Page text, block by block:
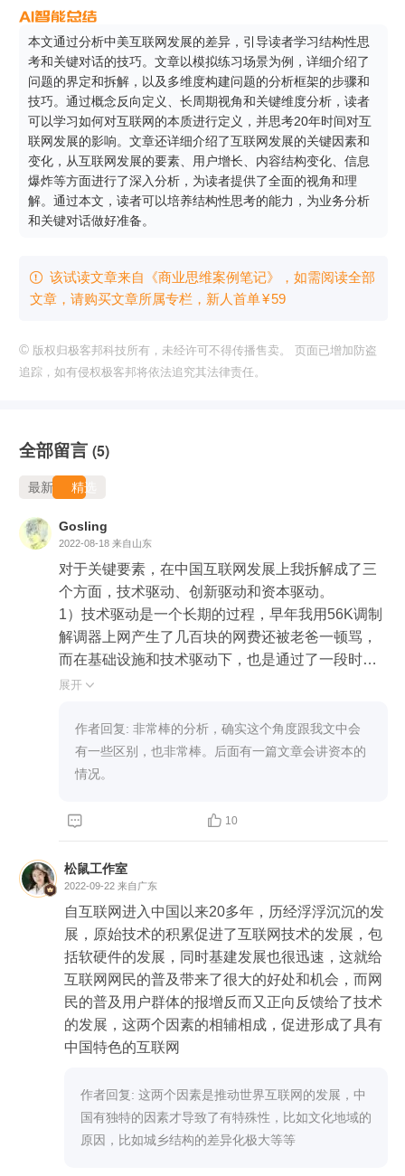
本文通过分析中美互联网发展的差异，引导读者学习结构性思
考和关键对话的技巧。文章以模拟练习场景为例，详细介绍了
问题的界定和拆解，以及多维度构建问题的分析框架的步骤和
技巧。通过概念反向定义、长周期视角和关键维度分析，读者
可以学习如何对互联网的本质进行定义，并思考20年时间对互
联网发展的影响。文章还详细介绍了互联网发展的关键因素和
变化，从互联网发展的要素、用户增长、内容结构变化、信息
爆炸等方面进行了深入分析，为读者提供了全面的视角和理
解。通过本文，读者可以培养结构性思考的能力，为业务分析
和关键对话做好准备。
 该试读文章来自《商业思维案例笔记》，如需阅读全部
文章，请购买文章所属专栏 ，新⼈⾸单¥59
© 版权归极客邦科技所有，未经许可不得传播售卖。 页面已增加防盗
追踪，如有侵权极客邦将依法追究其法律责任。
全部留言 (5)
最新 精选
Gosling
2022-08-18 来自山东
对于关键要素，在中国互联网发展上我拆解成了三
个方面，技术驱动、创新驱动和资本驱动。
1）技术驱动是一个长期的过程，早年我用56K调制
解调器上网产生了几百块的网费还被老爸一顿骂，
而在基础设施和技术驱动下，也是通过了一段时间
才让固定宽带和移动网络资费不断下降，这个过程
也是一个积累的过程；
2）创新驱动，这里的创新不管是From美利坚还是
本土创新，虽然开始爆红是一个时刻，但正在做好
后面经过了漫长的用户习惯培育，可能最早冲在前
在第一，而是中长跑在第一；
3）最后是资本驱动，这个我觉得可以勉强算是一个
时刻奏效的方式，因为资本的力量你知道的……突
然之间网络大电影、网剧、什么MCN在我们普通大
众还不知道的时候就迅速蔓延，站着我个人的角度
其实有些不太理解这个是市场选择还是市场逼着我
们选择，所以资本可以利用其自身强大的优势在一
个短时间形成一个改变发展局势的力量。
展开 
作者回复: 非常棒的分析，确实这个角度跟我文中会
有一些区别，也非常棒。后面有一篇文章会讲资本的
情况。
  10
松鼠工作室
2022-09-22 来自广东
自互联网进入中国以来20多年，历经浮浮沉沉的发
展，原始技术的积累促进了互联网技术的发展，包
括软硬件的发展，同时基建发展也很迅速，这就给
互联网网民的普及带来了很大的好处和机会，而网
民的普及用户群体的报增反而又正向反馈给了技术
的发展，这两个因素的相辅相成，促进形成了具有
中国特色的互联网
作者回复: 这两个因素是推动世界互联网的发展，中
国有独特的因素才导致了有特殊性，比如文化地域的
原因，比如城乡结构的差异化极大等等